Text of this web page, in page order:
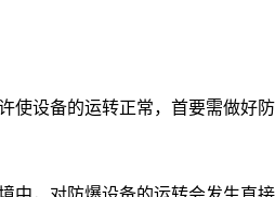
设备的运转正常，首要需做好